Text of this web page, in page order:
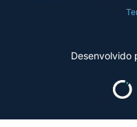
Desenvolvido